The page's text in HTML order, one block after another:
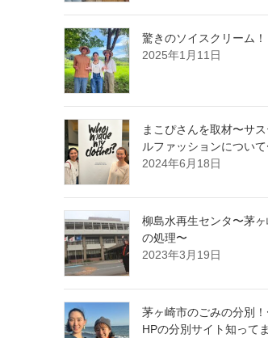
驚きのソイスクリーム！
2025年1月11日
まこぴさんを取材〜サ
ルファッションについて
2024年6月18日
柳島水再生センタ〜茅
の処理〜
2023年3月19日
茅ヶ崎市のごみの分別
HPの分別サイト知って